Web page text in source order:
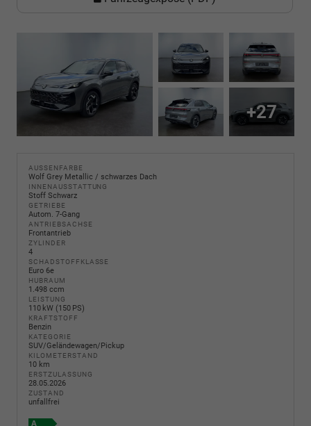
+27
AUSSENFARBE
Wolf Grey Metallic / schwarzes Dach
INNENAUSSTATTUNG
Stoff Schwarz
GETRIEBE
Autom. 7-Gang
ANTRIEBSACHSE
Frontantrieb
ZYLINDER
4
SCHADSTOFFKLASSE
Euro 6e
HUBRAUM
1.498 ccm
LEISTUNG
110 kW (150 PS)
KRAFTSTOFF
Benzin
KATEGORIE
SUV/Geländewagen/Pickup
KILOMETERSTAND
10 km
ERSTZULASSUNG
28.05.2026
ZUSTAND
unfallfrei